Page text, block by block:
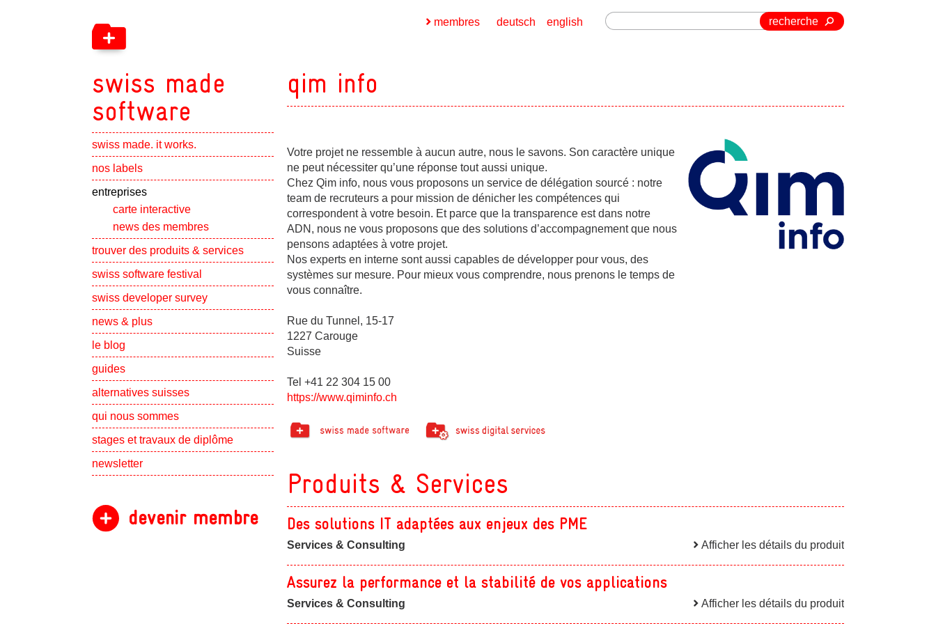
swiss made
software
swiss made. it works.
nos labels
Show subpages
entreprises Show subpages
carte interactive
news des membres
trouver des produits & services
Show subpages
swiss software festival
swiss developer survey
Show subpages
news & plus Show subpages
le blog
guides
alternatives suisses
qui nous sommes
stages et travaux de diplôme Show subpages
newsletter
devenir membre
recherche
english
deutsch
membres
qim info
Votre projet ne ressemble à aucun autre, nous le savons. Son caractère unique
ne peut nécessiter qu’une réponse tout aussi unique.
Chez Qim info, nous vous proposons un service de délégation sourcé : notre
team de recruteurs a pour mission de dénicher les compétences qui
correspondent à votre besoin. Et parce que la transparence est dans notre
ADN, nous ne vous proposons que des solutions d’accompagnement que nous
pensons adaptées à votre projet.
Nos experts en interne sont aussi capables de développer pour vous, des
systèmes sur mesure. Pour mieux vous comprendre, nous prenons le temps de
vous connaître.
Rue du Tunnel, 15-17
1227 Carouge
Suisse
Tel +41 22 304 15 00
https://www.qiminfo.ch
Produits & Services
Des solutions IT adaptées aux enjeux des PME
Services & Consulting Afficher les détails du produit
Assurez la performance et la stabilité de vos applications
Services & Consulting Afficher les détails du produit